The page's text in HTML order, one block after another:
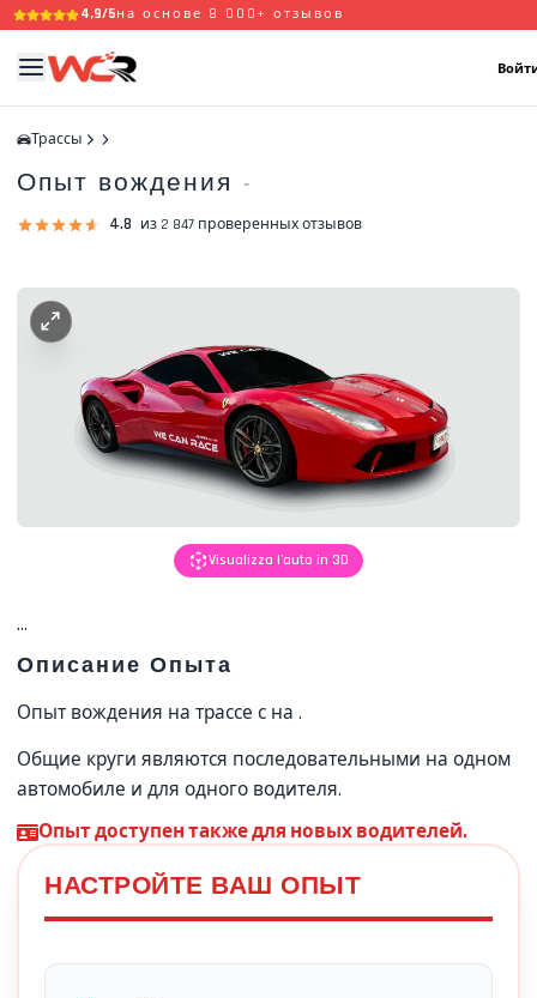
4,9/5на основе 8 000+ отзывов
Трассы
Опыт вождения -
4.8 из 2 847 проверенных отзывов
Visualizza l'auto in 3D
...
Описание Опыта
Опыт вождения на трассе с на .
Общие круги являются последовательными на одном
автомобиле и для одного водителя.
Опыт доступен также для новых водителей.
НАСТРОЙТЕ ВАШ ОПЫТ